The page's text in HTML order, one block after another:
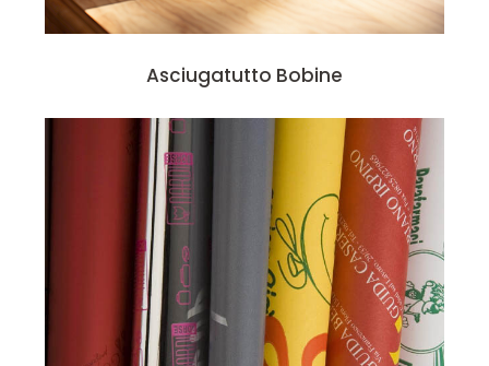
Asciugatutto Bobine